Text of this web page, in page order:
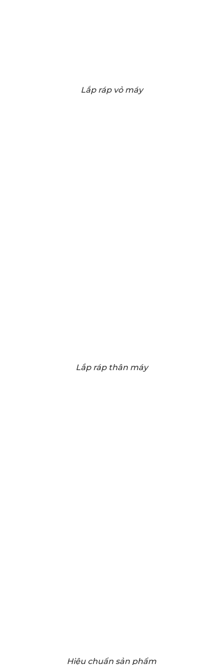
Lắp ráp vỏ máy
Lắp ráp thân máy
Hiệu chuẩn sản phẩm